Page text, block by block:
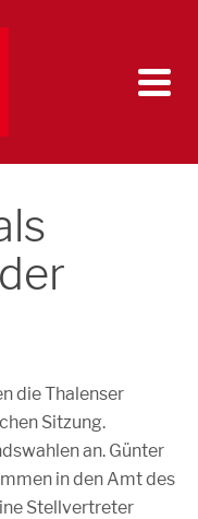
die Thalenser
Sitzung.
an. Günter
in den Amt des
Stellvertreter